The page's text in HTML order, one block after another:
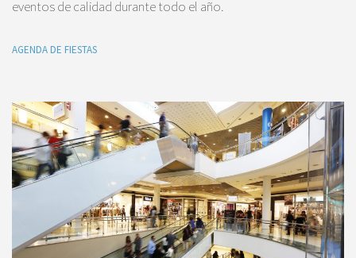
eventos de calidad durante todo el año.
AGENDA DE FIESTAS